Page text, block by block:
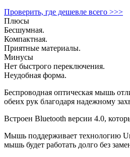
Проверить, где дешевле всего >>>
Плюсы
Бесшумная.
Компактная.
Приятные материалы.
Минусы
Нет быстрого переключения.
Неудобная форма.
Беспроводная оптическая мышь
обеих рук благодаря надежному
Встроен Bluetooth версии 4.0,
Мышь поддерживает технологию
мышь будет работать долго без